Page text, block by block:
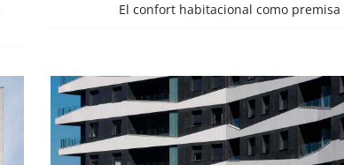
El confort habitacional como premisa